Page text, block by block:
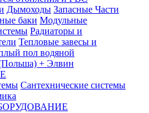
Дымоходы Запасные Части
баки Модульные
Радиаторы и
Тепловые завесы и
пол водяной
+ Элвин
Сантехнические системы